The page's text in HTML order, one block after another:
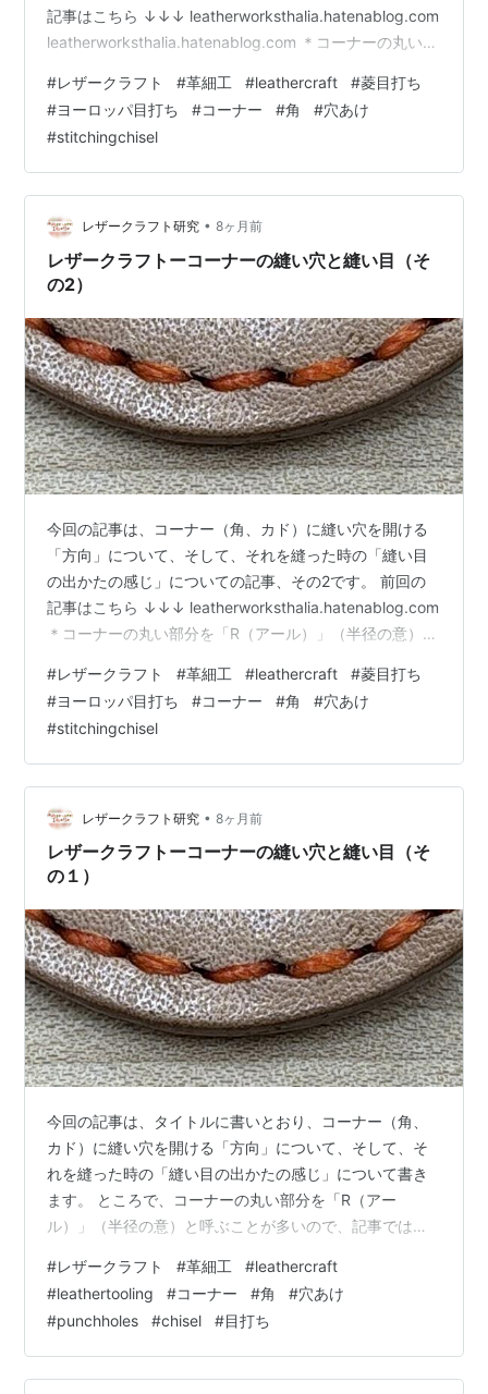
記事はこちら ↓↓↓ leatherworksthalia.hatenablog.com
leatherworksthalia.hatenablog.com ＊コーナーの丸い部
で、記事では、「R」と書いていくことにします。 コー
ナーの「R」の径がとても小さく、どう考えてもコーナー
上に縫い穴は1つしか開けられない、さて、どうやってそ
この縫い穴を開けようか？という話の続きです。 角度で
言うと、90度…
#レザークラフト #革細工 #leathercraft #菱目打ち
#ヨーロッパ目打ち #コーナー #角 #穴あけ
#stitchingchisel
レザークラフト研究 • 8ヶ月前
レザークラフトーコーナーの縫い穴と縫い目（そ
の2）
今回の記事は、コーナー（角、カド）に縫い穴を開ける
「方向」について、そして、それを縫った時の「縫い目
の出かたの感じ」についての記事、その2です。 前回の
記事はこちら ↓↓↓ leatherworksthalia.hatenablog.com
＊コーナーの丸い部分を「R（アール）」（半径の意）と
にします。 コーナーの「R」の径がとても小さく、どう
考えてもコーナー上に縫い穴は1つしか開けられない、さ
て、どうやってそこの縫い穴を開けようか？という話の
続きです。 角度で言うと、90度(直角)、または、90度よ
り小さいカーブの場合です。 それに対して、…
#レザークラフト #革細工 #leathercraft #菱目打ち
#ヨーロッパ目打ち #コーナー #角 #穴あけ
#stitchingchisel
レザークラフト研究 • 8ヶ月前
レザークラフトーコーナーの縫い穴と縫い目（そ
の１）
今回の記事は、タイトルに書いとおり、コーナー（角、
カド）に縫い穴を開ける「方向」について、そして、そ
れを縫った時の「縫い目の出かたの感じ」について書き
ます。 ところで、コーナーの丸い部分を「R（アー
ル）」（半径の意）と呼ぶことが多いので、記事では、
がとても小さく、どう考えてもコーナー上に縫い穴は1つ
しか開けられない、さて、どうやってそこの縫い穴を開
けようか？という話です。 角度で言うと、90度(直角)、
または、90度より小さいカーブのことです。 それに対し
て、結果的には90度に曲がって縫っていく場合でも、通
#レザークラフト #革細工 #leathercraft
#leathertooling #コーナー #角 #穴あけ
#punchholes #chisel #目打ち